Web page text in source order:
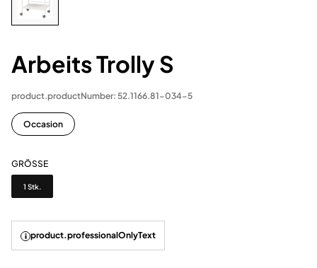
Arbeits Trolly S
product.productNumber: 52.1166.81-034-5
Occasion
GRÖSSE
Grösse
1 Stk.
product.professionalOnlyText